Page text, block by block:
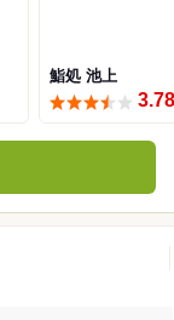
鮨処 池上
3.78